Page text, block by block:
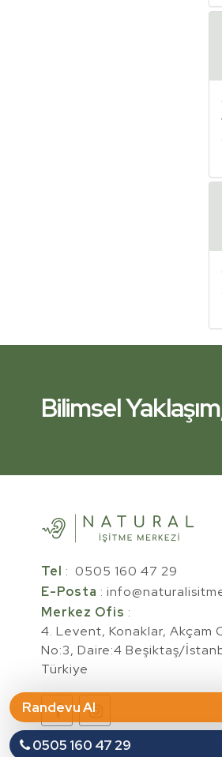
Bilimsel
Bilimsel
Tel : 0505 160 47 29
E-Posta :
Merkez Ofis :
4. Levent, Konaklar, Akçam
No:3, Daire:4 Beşiktaş/
Türkiye
0505 160 47 29
Randevu Al